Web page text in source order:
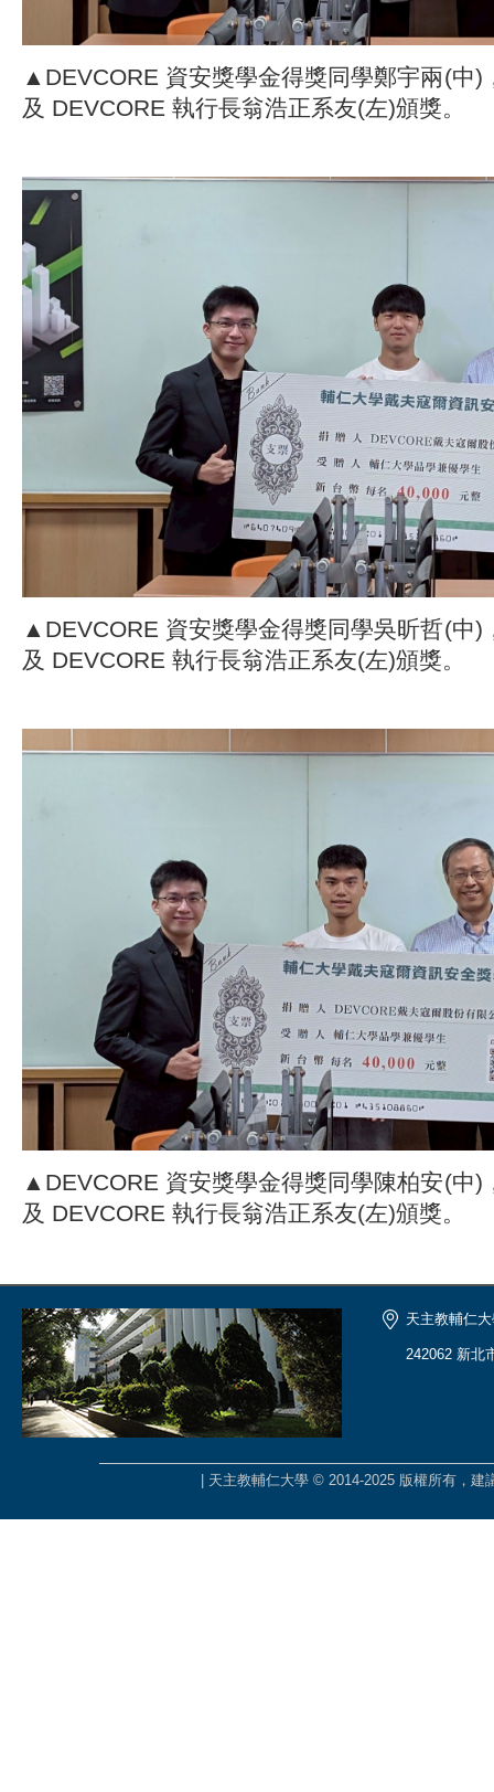
▲DEVCORE 資安獎學金得獎同學鄭宇兩(中)
及 DEVCORE 執行長翁浩正系友(左)頒獎。
▲DEVCORE 資安獎學金得獎同學吳昕哲(中)
及 DEVCORE 執行長翁浩正系友(左)頒獎。
▲DEVCORE 資安獎學金得獎同學陳柏安(中)
及 DEVCORE 執行長翁浩正系友(左)頒獎。
天主教輔仁
242062 新北
| 天主教輔仁大學 © 2014-2025 版權所有，